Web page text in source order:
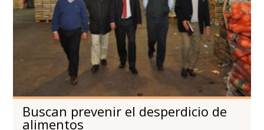
Buscan prevenir el desperdicio de
alimentos